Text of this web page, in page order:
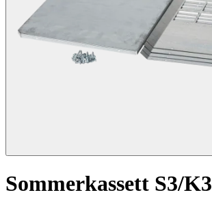
Sommerkassett S3/K3